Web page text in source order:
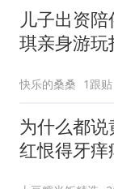
儿子出资
琪亲身游玩
快乐的桑桑 1跟贴
为什么都
红恨得牙痒